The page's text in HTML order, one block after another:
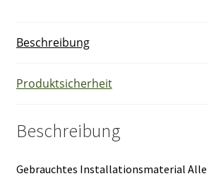
Ersatzteil
Beschreibung
Produktsicherheit
Beschreibung
Gebrauchtes Installationsmaterial Alle